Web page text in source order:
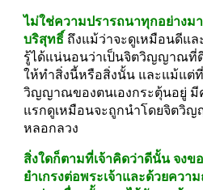
ไม่ใช่ความปรารถนาทุกอย่าง
บริสุทธิ์ ถึงแม้ว่าจะดูเหมือนดีแล
รู้ได้แน่นอนว่าเป็นจิตวิญญาณที่
ให้ทำสิ่งนี้หรือสิ่งนั้น และแม้แต่
วิญญาณของตนเองกระตุ้นอยู่ มี
แรกดูเหมือนจะถูกนำโดยจิตวิ
หลอกลวง
สิ่งใดก็ตามที่เจ้าคิดว่าดีนั้น จง
ยำเกรงต่อพระเจ้าและด้วยควา